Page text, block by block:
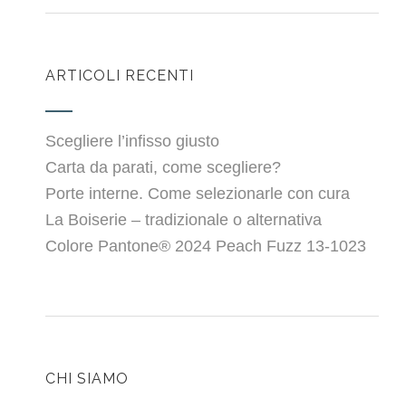
ARTICOLI RECENTI
Scegliere l’infisso giusto
Carta da parati, come scegliere?
Porte interne. Come selezionarle con cura
La Boiserie – tradizionale o alternativa
Colore Pantone® 2024 Peach Fuzz 13-1023
CHI SIAMO